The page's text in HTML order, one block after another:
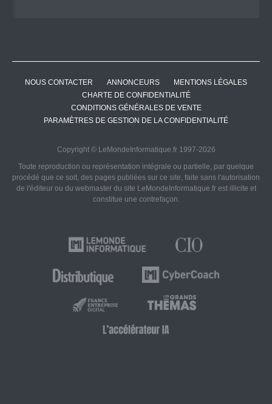
NOUS CONTACTER ANNONCEURS
MENTIONS LÉGALES
CHARTE DE CONFIDENTIALITÉ
CONDITIONS GÉNÉRALES DE VENTE
PARAMÈTRES DE GESTION DE LA CONFIDENTIALITÉ
Copyright © LeMondeInformatique.fr 1997-2026
Toute reproduction ou représentation intégrale ou partielle, par quelque
procédé que ce soit, des pages publiées sur ce site, faite sans l'autorisation
de l'éditeur ou du webmaster du site LeMondeInformatique.fr est illicite et
constitue une contrefaçon.